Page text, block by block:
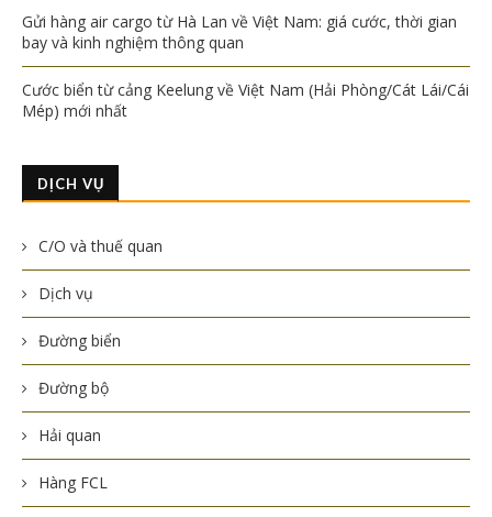
Gửi hàng air cargo từ Hà Lan về Việt Nam: giá cước, thời gian
bay và kinh nghiệm thông quan
Cước biển từ cảng Keelung về Việt Nam (Hải Phòng/Cát Lái/Cái
Mép) mới nhất
DỊCH VỤ
C/O và thuế quan
Dịch vụ
Đường biển
Đường bộ
Hải quan
Hàng FCL